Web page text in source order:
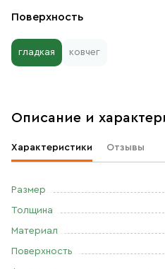
Поверхность
гладкая ковчег
Описание и
Характеристики Отзывы
Размер
Толщина
Материал
Поверхность